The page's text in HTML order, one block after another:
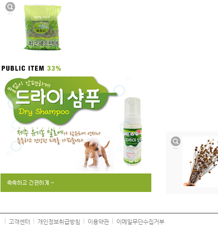
고객센터 개인정보취급방침 이용약관 이메일무단수집거부